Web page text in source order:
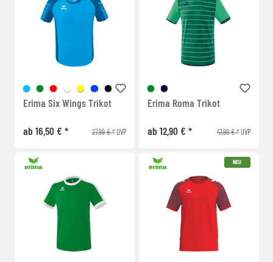
Erima Six Wings Trikot
ab 16,50 € * 27,99 € *UVP
Erima Roma Trikot
ab 12,90 € * 47,99 € *UVP
NEU